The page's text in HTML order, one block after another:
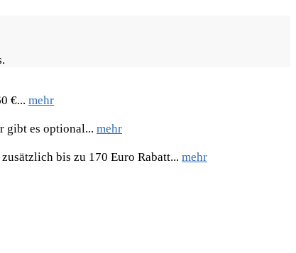
€... mehr
gibt es optional... mehr
bis zu 170 Euro Rabatt... mehr